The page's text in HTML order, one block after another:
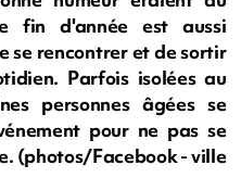
fin d'année est aussi
se rencontrer et de sortir
Parfois isolées au
personnes âgées se
pour ne pas se
(photos/Facebook - ville